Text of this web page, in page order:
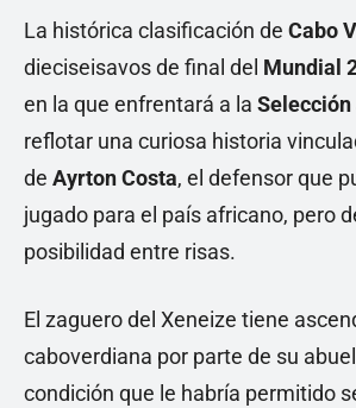
La histórica clasificación de Cabo
dieciseisavos de final del Mundial
en la que enfrentará a la
reflotar una curiosa historia
de Ayrton Costa, el defensor que
jugado para el país africano, pero
posibilidad entre risas.
El zaguero del Xeneize tiene
caboverdiana por parte de su
condición que le habría permitido